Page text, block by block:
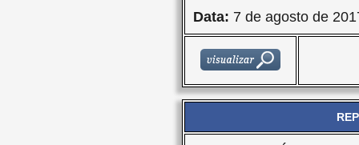
Data: 7 de agosto de